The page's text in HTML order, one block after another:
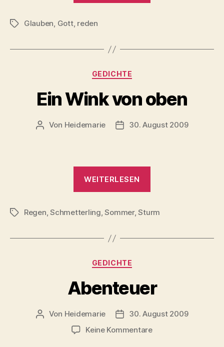
Schlagwörter
Glauben, Gott, reden
Kategorien
GEDICHTE
Ein Wink von oben
Beitragsautor
Von Heidemarie Veröffentlichungsdatum
30. August 2009
WEITERLESEN
oben“
Schlagwörter
Regen,Schmetterling,Sommer,Sturm
Kategorien
GEDICHTE
Abenteuer
Beitragsautor
Von Heidemarie Veröffentlichungsdatum
30. August 2009
Keine Kommentarezu